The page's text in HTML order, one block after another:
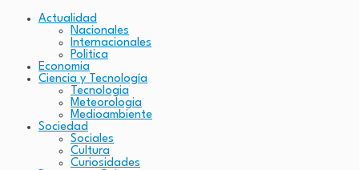
Actualidad
Nacionales
Internacionales
Politica
Economia
Ciencia y Tecnología
Tecnologia
Meteorologia
Medioambiente
Sociedad
Sociales
Cultura
Curiosidades